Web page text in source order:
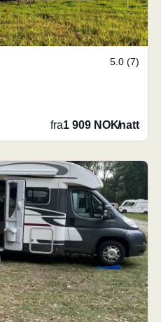
5.0 (7)
fra1 909 NOK/natt